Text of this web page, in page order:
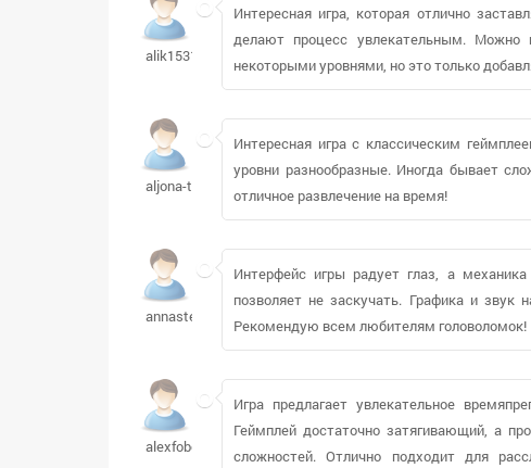
alik15313
Интересная игра, которая отлично
делают процесс увлекательным.
некоторыми уровнями, но это только
aljona-t
Интересная игра с классическим
уровни разнообразные. Иногда бывает
отличное развлечение на время!
annaste
Интерфейс игры радует глаз, а
позволяет не заскучать. Графика и
Рекомендую всем любителям головоломок!
alexfobos
Игра предлагает увлекательное
Геймплей достаточно затягивающий, а
сложностей. Отлично подходит для